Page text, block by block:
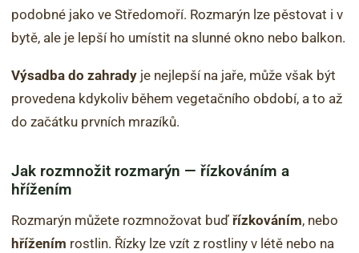
podobné jako ve Středomoří. Rozmarýn lze pěstovat i v
bytě, ale je lepší ho umístit na slunné okno nebo balkon.
Výsadba do zahrady je nejlepší na jaře, může však být
provedena kdykoliv během vegetačního období, a to až
do začátku prvních mrazíků.
Jak rozmnožit rozmarýn — řízkováním a
hřížením
Rozmarýn můžete rozmnožovat buď řízkováním, nebo
hřížením rostlin. Řízky lze vzít z rostliny v létě nebo na